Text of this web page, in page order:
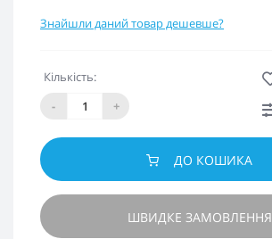
Знайшли даний товар дешевше?
Кількість:
-
+
ДО КОШИКА
ШВИДКЕ ЗАМОВЛЕННЯ